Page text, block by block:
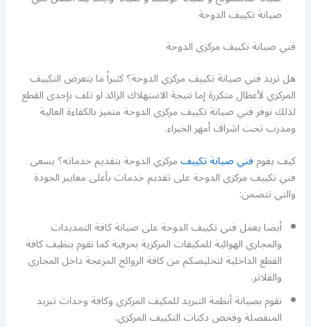
صيانة تكييف الدوحة
فني صيانة تكييف مركزي الدوحة
هل تريد فني صيانة تكييف مركزي الدوحة؟ كثيراً ما يتعرض التكييف
المركزي لأعطال متكررة إما نتيجة الاستهلاك الزائد او تلف بإحدى القطع
لذلك نوفر فني صيانة تكييف مركزي الدوحة متميز بالكفاءة العالية
ومدرب تحت اشراف أمهر الخبراء.
كيف يقومفني صيانة تكييفمركزي الدوحة بتقديم خدماته؟ يسعى
فني تكييف مركزي الدوحة على تقديم خدمات بأعلى معايير الجودة
والتي تتضمن:
أيضا يعمل فني تكييف الدوحة على صيانة كافة التمديدات
والمجاري الهوائية للمكيفات المركزية بحرفية كما نقوم بنظيف كافة
القطع الداخلية لتخليصكم من كافة الروائح المزعجة داخل المجاري
والفلاتر.
نقوم بصيانة أنظمة التبريد للمكيف المركزي وكافة وحدات تبريد
المنفصلة وفحص دكتات التكييف المركزي.